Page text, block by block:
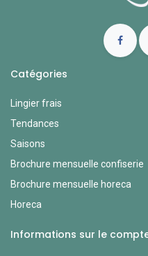
Catégories
Lingier frais
Tendances
Saisons
Brochure mensuelle confiserie
Brochure mensuelle horeca
Horeca
Informations sur le